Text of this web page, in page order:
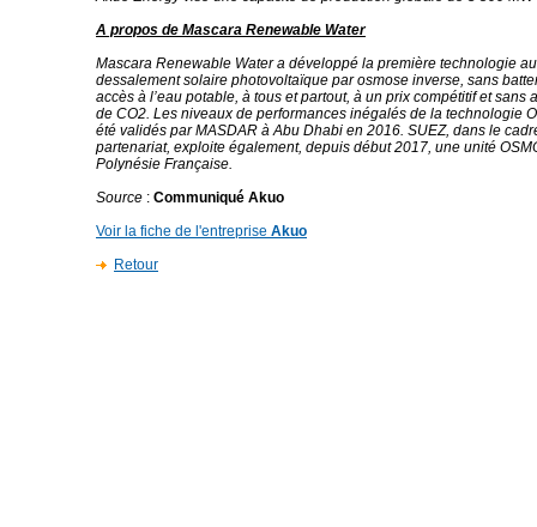
A propos de Mascara Renewable Water
Mascara Renewable Water a développé la première technologie
dessalement solaire photovoltaïque par osmose inverse, sans
accès à l’eau potable, à tous et partout, à un prix compétitif et sans
de CO2. Les niveaux de performances inégalés de la technologie
été validés par MASDAR à Abu Dhabi en 2016. SUEZ, dans le
partenariat, exploite également, depuis début 2017, une unité
Polynésie Française.
Source : Communiqué Akuo
Voir la fiche de l'entreprise Akuo
Retour